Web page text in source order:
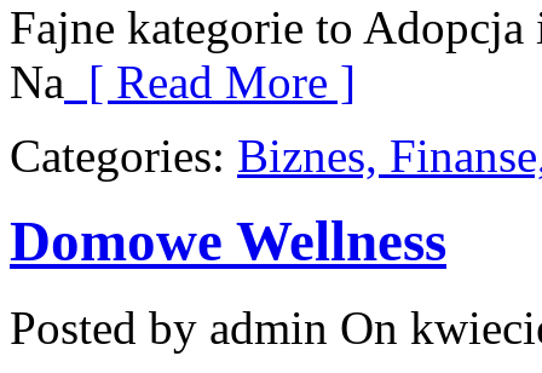
Fajne kategorie to
Na [ Read More ]
Categories: Biznes,
Domowe Wellness
Posted by admin On